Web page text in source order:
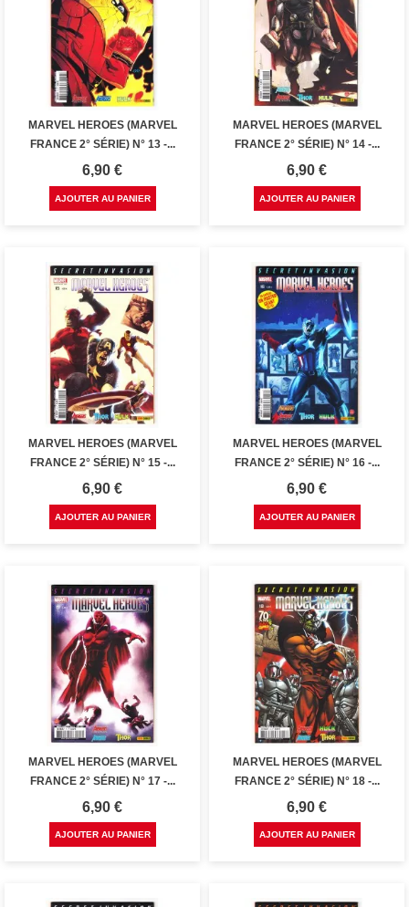
MARVEL HEROES (MARVEL
FRANCE 2° SÉRIE) N° 13 -...
Prix
6,90 €
AJOUTER AU PANIER
MARVEL HEROES (MARVEL
FRANCE 2° SÉRIE) N° 14 -...
Prix
6,90 €
AJOUTER AU PANIER
MARVEL HEROES (MARVEL
FRANCE 2° SÉRIE) N° 15 -...
Prix
6,90 €
AJOUTER AU PANIER
MARVEL HEROES (MARVEL
FRANCE 2° SÉRIE) N° 16 -...
Prix
6,90 €
AJOUTER AU PANIER
MARVEL HEROES (MARVEL
FRANCE 2° SÉRIE) N° 17 -...
Prix
6,90 €
AJOUTER AU PANIER
MARVEL HEROES (MARVEL
FRANCE 2° SÉRIE) N° 18 -...
Prix
6,90 €
AJOUTER AU PANIER